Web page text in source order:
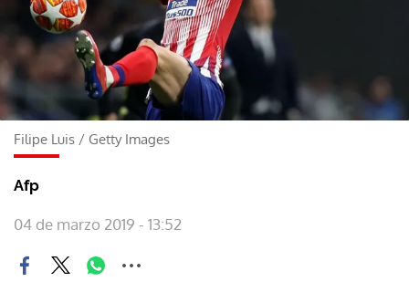
Filipe Luis / Getty Images
Afp
04 de marzo 2019 - 13:52